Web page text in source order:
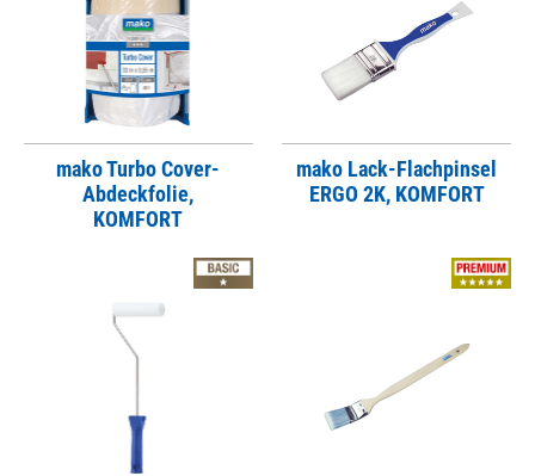
mako Turbo Cover-
Abdeckfolie,
KOMFORT
mako Lack-Flachpinsel
ERGO 2K, KOMFORT